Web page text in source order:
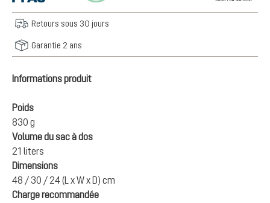
Retours sous 30 jours
Garantie 2 ans
Informations produit
Poids
830 g
Volume du sac à dos
21 liters
Dimensions
48 / 30 / 24 (L x W x D) cm
Charge recommandée